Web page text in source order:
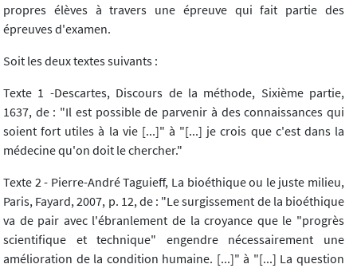
propres élèves à travers une épreuve qui fait partie des
épreuves d'examen.
Soit les deux textes suivants :
Texte 1 -Descartes, Discours de la méthode, Sixième partie,
1637, de : "Il est possible de parvenir à des connaissances qui
soient fort utiles à la vie [...]" à "[...] je crois que c'est dans la
médecine qu'on doit le chercher."
Texte 2 - Pierre-André Taguieff, La bioéthique ou le juste milieu,
Paris, Fayard, 2007, p. 12, de : "Le surgissement de la bioéthique
va de pair avec l'ébranlement de la croyance que le "progrès
scientifique et technique" engendre nécessairement une
amélioration de la condition humaine. [...]" à "[...] La question